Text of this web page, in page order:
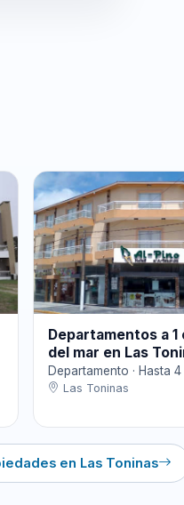
Departamentos a 1
del mar en Las
Departamento · Hasta
Las Toninas
en Las Toninas